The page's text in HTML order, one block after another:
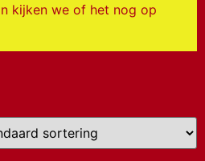
kijken we of het nog op